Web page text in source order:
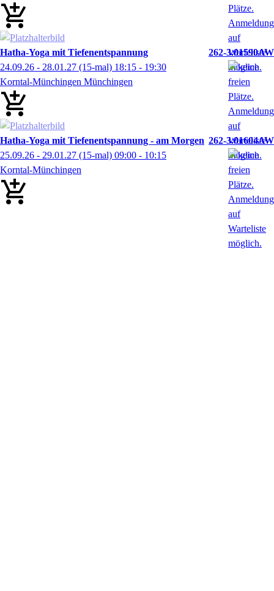
Hatha-Yoga mit Tiefenentspannung
262-3.01590AW
24.09.26 - 28.01.27 (15-mal) 18:15 - 19:30
Korntal-Münchingen Münchingen
Hatha-Yoga mit Tiefenentspannung - am Morgen 262-3.01604AW
25.09.26 - 29.01.27 (15-mal) 09:00 - 10:15
Korntal-Münchingen